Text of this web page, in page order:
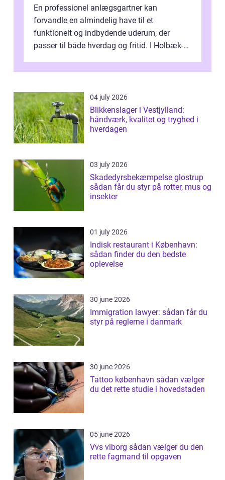
En professionel anlægsgartner kan
forvandle en almindelig have til et
funktionelt og indbydende uderum, der
passer til både hverdag og fritid. I Holbæk-
ønsker mere...
04 july 2026
Blikkenslager i Vestjylland:
håndværk, kvalitet og tryghed i
hverdagen
03 july 2026
Skadedyrsbekæmpelse glostrup
sådan får du styr på rotter, mus og
insekter
01 july 2026
Indisk restaurant i København:
sådan finder du den bedste
oplevelse
30 june 2026
Immigration lawyer: sådan får du
styr på reglerne i danmark
30 june 2026
Tattoo københavn sådan vælger
du det rette studie i hovedstaden
05 june 2026
Vvs viborg sådan vælger du den
rette fagmand til opgaven